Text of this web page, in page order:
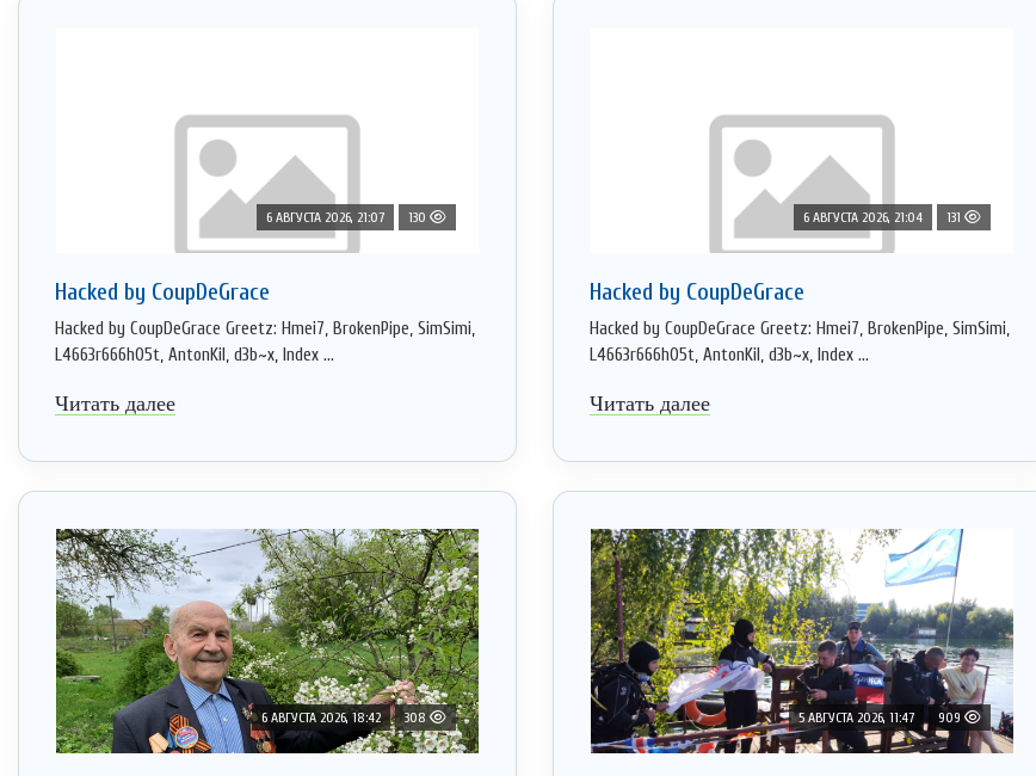
6 АВГУСТА 2026, 21:07 130
Hacked by CoupDeGrace
Hacked by CoupDeGrace Greetz: Hmei7, BrokenPipe, SimSimi,
L4663r666h05t, AntonKil, d3b~x, Index ...
Читать далее
6 АВГУСТА 2026, 21:04 131
Hacked by CoupDeGrace
Hacked by CoupDeGrace Greetz: Hmei7, BrokenPipe, SimSimi,
L4663r666h05t, AntonKil, d3b~x, Index ...
Читать далее
6 АВГУСТА 2026, 18:42 308 5 АВГУСТА 2026, 11:47 909